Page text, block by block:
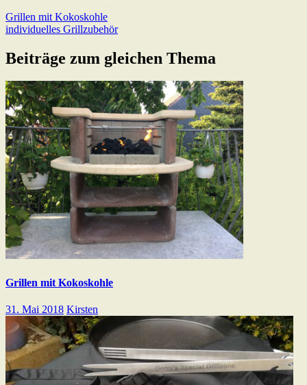
Beitragsnavigation
Previous
Post:
Grillen mit Kokoskohle
Next
individuelles Grillzubehör
Beiträge zum gleichen Thema
Grillen mit Kokoskohle
31. Mai 2018 Kirsten